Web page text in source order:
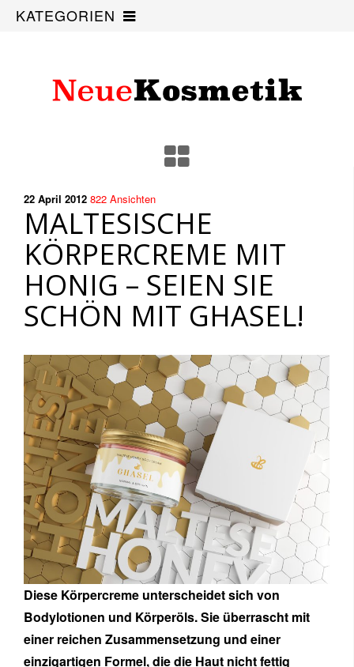
KATEGORIEN
22 April 2012 822 Ansichten
MALTESISCHE
KÖRPERCREME MIT
HONIG – SEIEN SIE
SCHÖN MIT GHASEL!
Diese Körpercreme unterscheidet sich von
Bodylotionen und Körperöls. Sie überrascht mit
einer reichen Zusammensetzung und einer
einzigartigen Formel, die die Haut nicht fettig